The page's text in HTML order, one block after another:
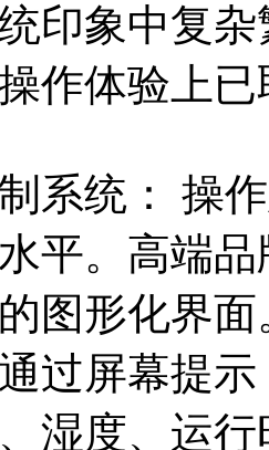
印象中复
作体验上
系统： 操
平。高端
图形化界
过屏幕提
湿度、运